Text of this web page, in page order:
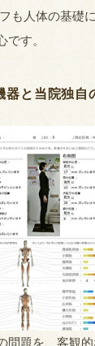
も人体の基礎
す。
器と当院独自
問題を、客観